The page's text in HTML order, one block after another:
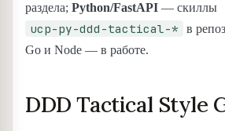
раздела; Python/FastAPI — скиллы
ucp-py-ddd-tactical-*
в
Go и Node — в работе.
DDD Tactical Style